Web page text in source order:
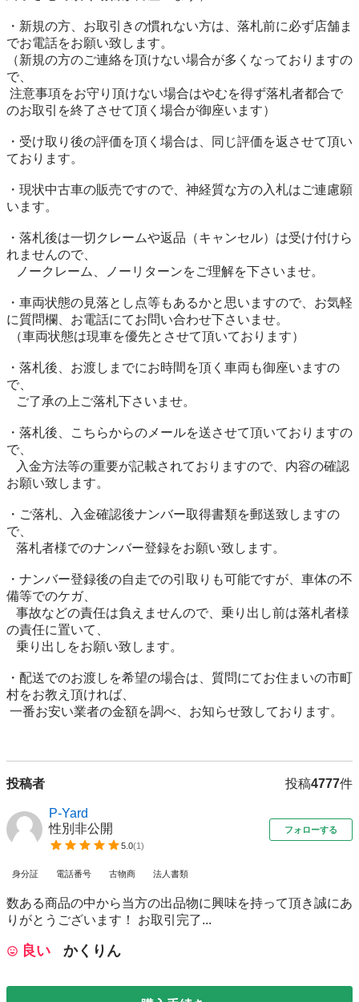
・新規の方、お取引きの慣れない方は、落札前に必ず店舗ま
でお電話をお願い致します。
（新規の方のご連絡を頂けない場合が多くなっておりますの
で、
のお取引を終了させて頂く場合が御座います）
・受け取り後の評価を頂く場合は、同じ評価を返させて頂い
ております。
・現状中古車の販売ですので、神経質な方の入札はご連慮願
います。
・落札後は一切クレームや返品（キャンセル）は受け付けら
れませんので、
・車両状態の見落とし点等もあるかと思いますので、お気軽
に質問欄、お電話にてお問い合わせ下さいませ。
・落札後、お渡しまでにお時間を頂く車両も御座いますの
で、
・落札後、こちらからのメールを送させて頂いておりますの
で、
お願い致します。
・ご落札、入金確認後ナンバー取得書類を郵送致しますの
で、
・ナンバー登録後の自走での引取りも可能ですが、車体の不
備等でのケガ、
の責任に置いて、
・配送でのお渡しを希望の場合は、質問にてお住まいの市町
村をお教え頂ければ、
投稿者 投稿4777件
P-Yard
性別非公開
5.0(1)
フォローする
身分証 電話番号 古物商 法人書類
数ある商品の中から当方の出品物に興味を持って頂き誠にあ
りがとうございます！ お取引完了...
良い かくりん